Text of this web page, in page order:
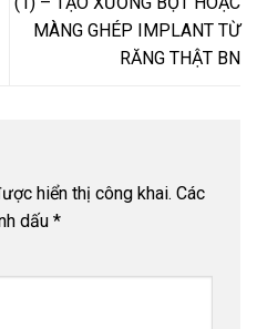
MÀNG GHÉP IMPLANT TỪ
RĂNG THẬT BN
hiển thị công khai. Các
dấu *